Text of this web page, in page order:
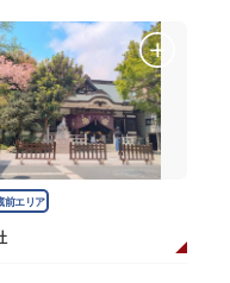
前エリア